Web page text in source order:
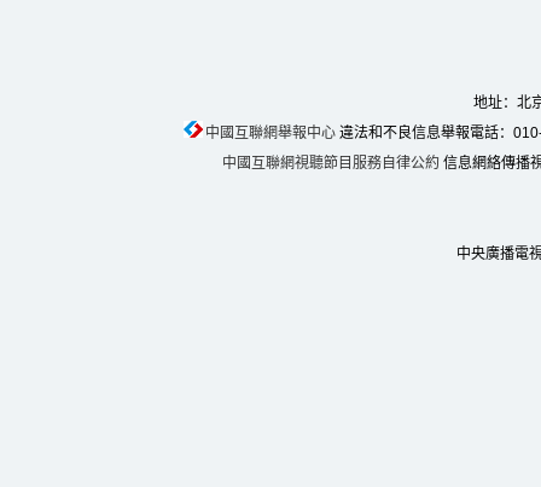
地址：北
中國互聯網舉報中心違法和不良信息舉報電話：
中國互聯網視聽節目服務自律公約 信息網絡傳播
中央廣播電